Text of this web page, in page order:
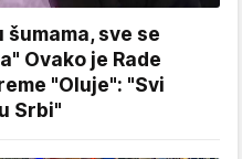
sve se
Ovako je Rade
"Oluje": "Svi
Srbi"